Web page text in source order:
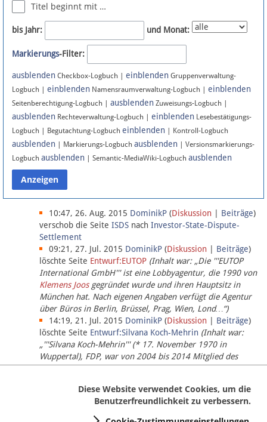
Newsletter
Bluesky
Facebook
Instagram
Anmelden
Datenschutz
Über Lobbypedia
Impressum
Titel beginnt mit …
bis Jahr: und Monat:
Markierungs-Filter:
ausblenden Checkbox-Logbuch | einblenden Gruppenverwaltung-
Logbuch | einblenden Namensraumverwaltung-Logbuch | einblenden
Seitenberechtigung-Logbuch | ausblenden Zuweisungs-Logbuch |
ausblenden Rechteverwaltung-Logbuch | einblenden Lesebestätigungs-
Logbuch | Begutachtung-Logbuch einblenden | Kontroll-Logbuch
ausblenden | Markierungs-Logbuch ausblenden | Versionsmarkierungs-
Logbuch ausblenden | Semantic-MediaWiki-Logbuch ausblenden
10:47, 26. Aug. 2015 DominikP (Diskussion Beiträge)
verschob die Seite ISDS nach Investor-State-Dispute-
Settlement
09:21, 27. Jul. 2015 DominikP (Diskussion Beiträge)
löschte Seite Entwurf:EUTOP (Inhalt war: „Die '''EUTOP
International GmbH''' ist eine Lobbyagentur, die 1990 von
Klemens Joosgegründet wurde und ihren Hauptsitz in
München hat. Nach eigenen Angaben verfügt die Agentur
über Büros in Berlin, Brüssel, Prag, Wien, Lond…“)
14:19, 21. Jul. 2015 DominikP (Diskussion Beiträge)
löschte Seite Entwurf:Silvana Koch-Mehrin (Inhalt war:
„'''Silvana Koch-Mehrin''' (* 17. November 1970 in
Wuppertal), FDP, war von 2004 bis 2014 Mitglied des
Europäischen Parlaments, seit November 2014 ist sie für
Diese Website verwendet Cookies, um die
Benutzerfreundlichkeit zu verbessern.